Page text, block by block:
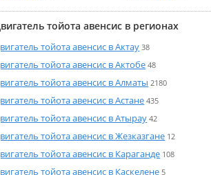
тойота авенсис в регионах
тойота авенсис в Актау 38
тойота авенсис в Актобе 48
тойота авенсис в Алматы 2180
тойота авенсис в Астане 435
тойота авенсис в Атырау 42
тойота авенсис в Жезказгане 12
тойота авенсис в Караганде 108
тойота авенсис в Каскелене 5